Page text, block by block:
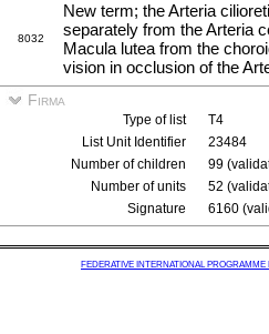
8032
New term; the Arteria
separately from the Arteria
Macula lutea from the
vision in occlusion of the
Firma
Type of list
T4
List Unit Identifier
23484
Number of children
99
Number of units
52
Signature
6160
FEDERATIVE INTERNATIONAL